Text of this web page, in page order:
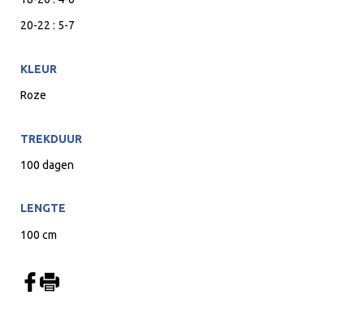
20-22 : 5-7
KLEUR
Roze
TREKDUUR
100 dagen
LENGTE
100 cm